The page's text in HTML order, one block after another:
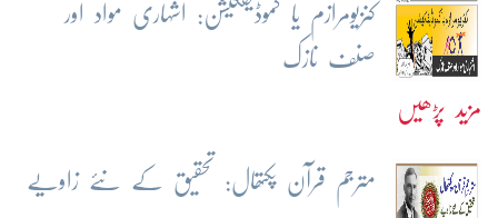
کنزیومرازم یا کموڈیفکیشن: اشہاری مواد اور
صنف نازک
مزید پڑھیں
مترجم قرآن پکتھال: تحقیق کے نئے زاویے